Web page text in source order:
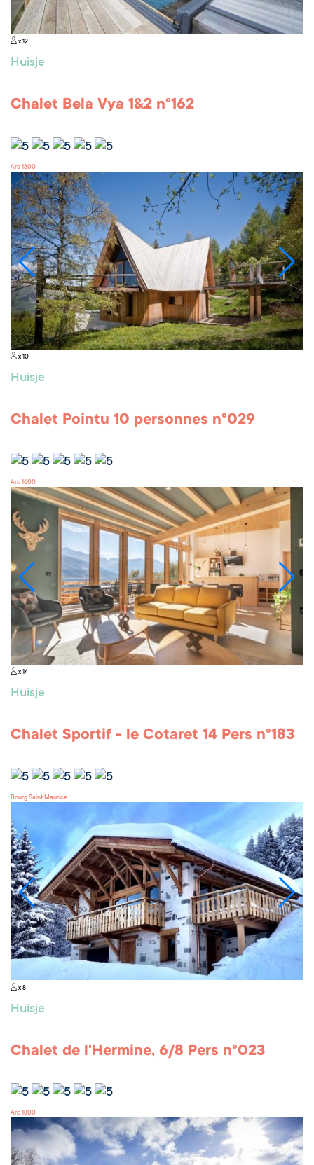
x 12
Huisje
Chalet Bela Vya 1&2 n°162
Arc 1600
x 10
Huisje
Chalet Pointu 10 personnes n°029
Arc 1600
x 14
Huisje
Chalet Sportif - le Cotaret 14 Pers n°183
Bourg Saint Maurice
x 8
Huisje
Chalet de l'Hermine, 6/8 Pers n°023
Arc 1800